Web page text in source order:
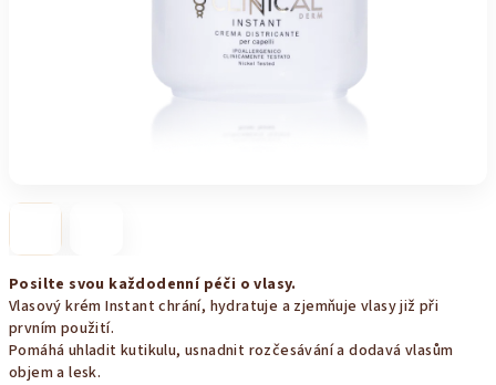
Posilte svou každodenní péči o vlasy.
Vlasový krém Instant chrání, hydratuje a zjemňuje vlasy již při
prvním použití.
Pomáhá uhladit kutikulu, usnadnit rozčesávání a dodavá vlasům
objem a lesk.